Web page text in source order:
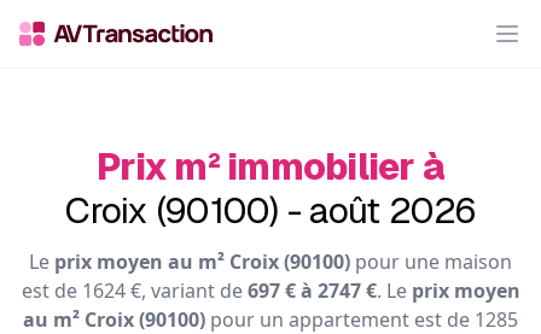
Prix m² immobilier à
Croix (90100) - août 2026
Le prix moyen au m² Croix (90100) pour une maison
est de 1624 €, variant de697 € à 2747 €. Le prix moyen
au m² Croix (90100) pour un appartement est de 1285